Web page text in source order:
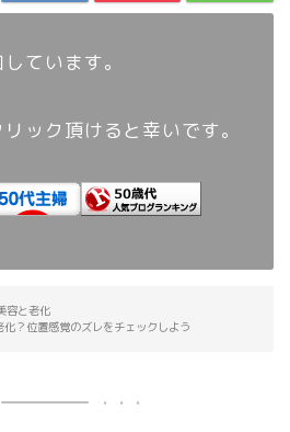
ています。
ック頂けると幸いです。
容と老化
？位置感覚のズレをチェックしよう